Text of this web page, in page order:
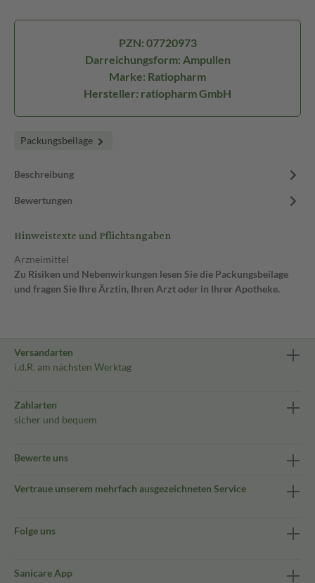
PZN: 07720973
Darreichungsform: Ampullen
Marke: Ratiopharm
Hersteller: ratiopharm GmbH
Packungsbeilage
Beschreibung
Bewertungen
Hinweistexte und Pflichtangaben
Arzneimittel
Zu Risiken und Nebenwirkungen lesen Sie die Packungsbeilage
und fragen Sie Ihre Ärztin, Ihren Arzt oder in Ihrer Apotheke.
Versandarten
i.d.R. am nächsten Werktag
Zahlarten
sicher und bequem
Bewerte uns
Vertraue unserem mehrfach ausgezeichneten Service
Folge uns
Sanicare App